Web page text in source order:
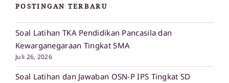
POSTINGAN TERBARU
Soal Latihan TKA Pendidikan Pancasila dan
Kewarganegaraan Tingkat SMA
Juli 26, 2026
Soal Latihan dan Jawaban OSN-P IPS Tingkat SD